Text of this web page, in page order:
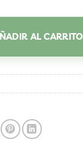
AL CARRITO